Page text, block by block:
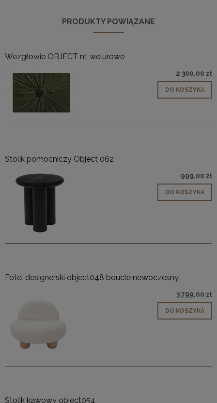
PRODUKTY POWIĄZANE
Wezgłowie OBJECT n1 welurowe
2 300,00 zł
DO KOSZYKA
Stolik pomocniczy Object 062
999,00 zł
DO KOSZYKA
Fotel designerski object048 boucle nowoczesny
3 799,00 zł
DO KOSZYKA
Stolik kawowy object054